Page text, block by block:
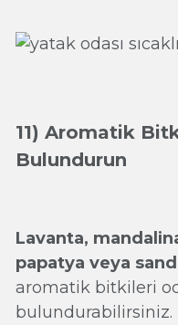
11) Aromatik
Bulundurun
Lavanta,
papatya veya
aromatik bitkileri
bulundurabilirsiniz.